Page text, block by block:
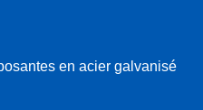
en acier galvanisé